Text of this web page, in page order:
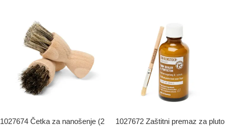
1027674 Četka za nanošenje (2
1027672 Zaštitni premaz za pluto